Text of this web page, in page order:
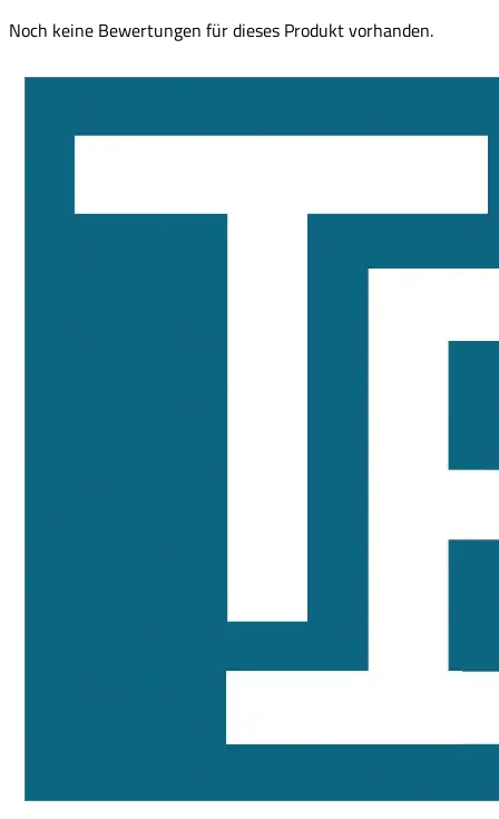
Noch keine Bewertungen für dieses Produkt vorhanden.